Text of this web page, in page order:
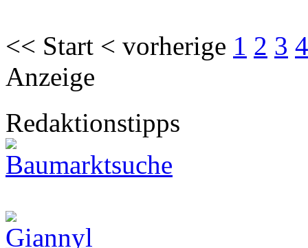
<< Start < vorherige 1 2 3 4
Anzeige
Redaktionstipps